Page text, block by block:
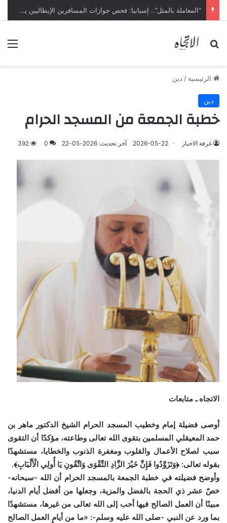
“المعاملة بالمثل”.. إسبانيا: فحص جوازات المسافرين الإيطاليين يبدأ ليل السبت
بحث عن
الرئيسية / دين
دين
خطبة الجمعة من المسجد الحرام
غرفة الاخبار 2026-05-22 آخر تحديث: 2026-05-22 0
392
الاتجاه ـ متابعات
أوصى فضيلة إمام وخطيب المسجد الحرام الشيخ الدكتور ماهر بن
حمد المعيقلي المسلمين بتقوى الله تعالى وطاعته، مؤكدًا أن التقوى
سبب لصلاح الأعمال والقلوب ومغفرة الذنوب والخطايا، مستشهدًا
بقوله تعالى: ﴿وَتَزَوَّدُوا فَإِنَّ خَيْرَ الزَّادِ التَّقْوَى وَاتَّقُونِ يَا أُولِي الْأَلْبَابِ﴾.
وأوضح فضيلته في خطبة الجمعة بالمسجد الحرام أن الله -سبحانه-
خصّ عشر ذي الحجة بالفضل والمزية، وجعلها من أفضل أيام الدنيا،
مبينًا أن العمل الصالح فيها أحب إلى الله تعالى من غيرها، مستشهدًا
بما ورد عن النبي -صلى الله عليه وسلم-: «ما من أيامٍ العمل الصالح